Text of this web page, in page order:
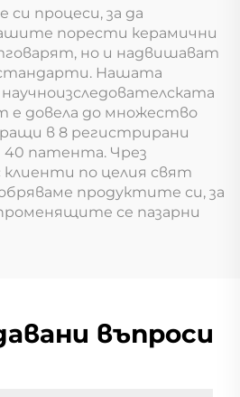
процеси, за да
порести керамични
но и надвишават
Нашата
е довела до множество
в 8 регистрирани
40 патента. Чрез
по целия свят
продуктите си, за
се пазарни
въпроси